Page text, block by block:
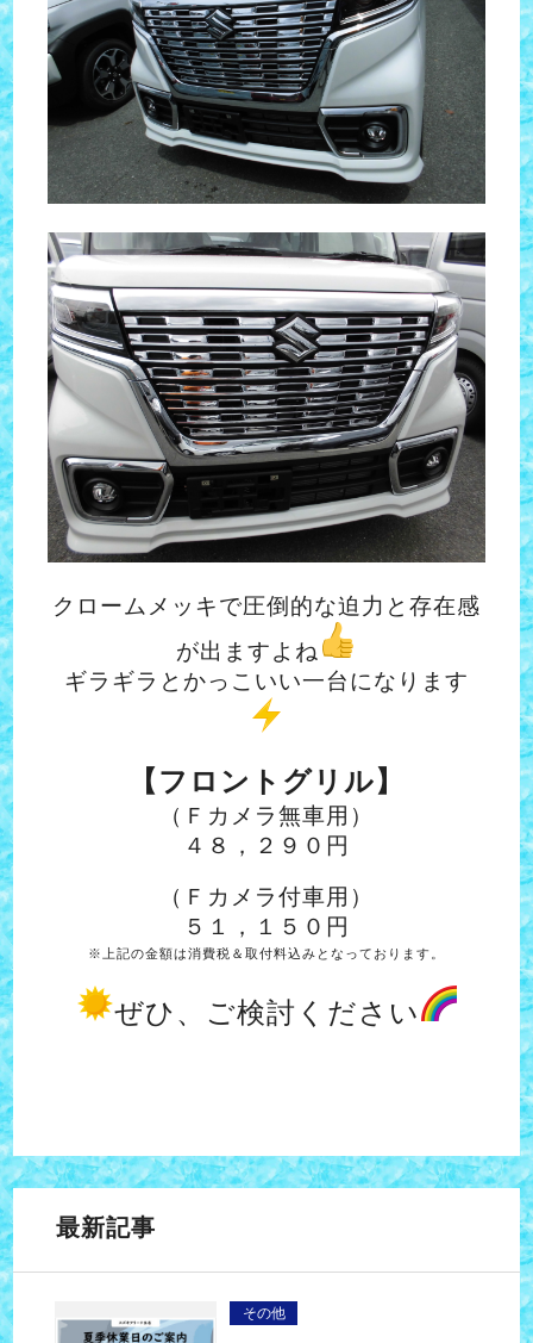
クロームメッキで圧倒的な迫力と存在感
が出ますよね
ギラギラとかっこいい一台になります
【フロントグリル】
（Ｆカメラ無車用）
４８，２９０円
（Ｆカメラ付車用）
５１，１５０円
※上記の金額は消費税＆取付料込みとなっております。
ぜひ、ご検討ください
最新記事
その他